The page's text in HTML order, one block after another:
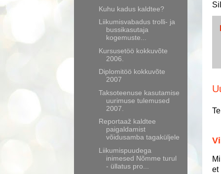
et
Kuhu kadus kaldtee?
Liikumisvabadus trolli- ja
bussikasutaja
kogemuste...
Kursusetöö kokkuvõte
2006.
Diplomitöö kokkuvõte
2007
Taksoteenuse kasutamise
uurimuse tulemused
2007.
Reportaaž kaldtee
paigaldamist
võidusamba tagaküljele
Liikumispuudega
inimesed Nõmme turul
- üllatus pro...